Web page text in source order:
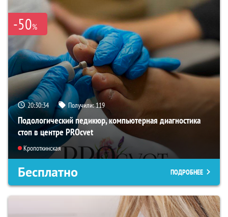
-50%
20:30:33 Получили:119
Подологический педикюр, компьютерная диагностика
стоп в центре PROcvet
Кропоткинская
Бесплатно ПОДРОБНЕЕ